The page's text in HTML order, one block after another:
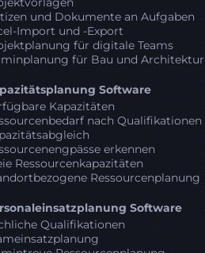
und Dokumente an Aufgaben
Import und -Export
für digitale Teams
für Bau und Architektur
Software
Kapazitäten
nach Qualifikationen
erkennen
Ressourcenkapazitäten
Ressourcenplanung
Software
Qualifikationen